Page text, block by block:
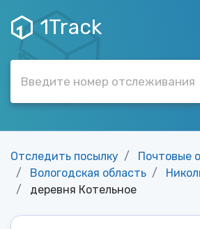
1Track
Отследить посылку
Почтовые
Вологодская область
деревня Котельное